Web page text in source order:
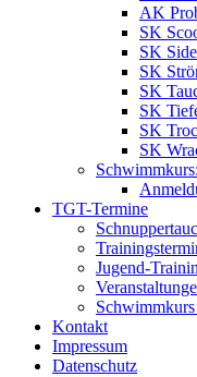
AK
SK
SK
SK
SK
SK
SK
SK
TGT-Termine
Jugend-
Kontakt
Impressum
Datenschutz